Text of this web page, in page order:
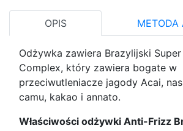
OPIS METODA
Odżywka zawiera Brazylijski
Complex, który zawiera bogate w
przeciwutleniacze jagody Acai,
camu, kakao i annato.
Właściwości odżywki Anti-Frizz